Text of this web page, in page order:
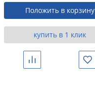
Положить в корзину
купить в 1 клик
Сравнить